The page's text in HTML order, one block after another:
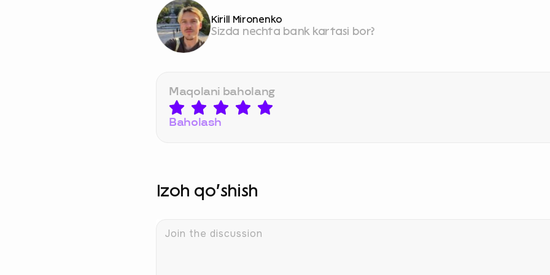
Kirill Mironenko
Sizda nechta bank kartasi bor?
Maqolani baholang
Baholash
Izoh qo‘shish